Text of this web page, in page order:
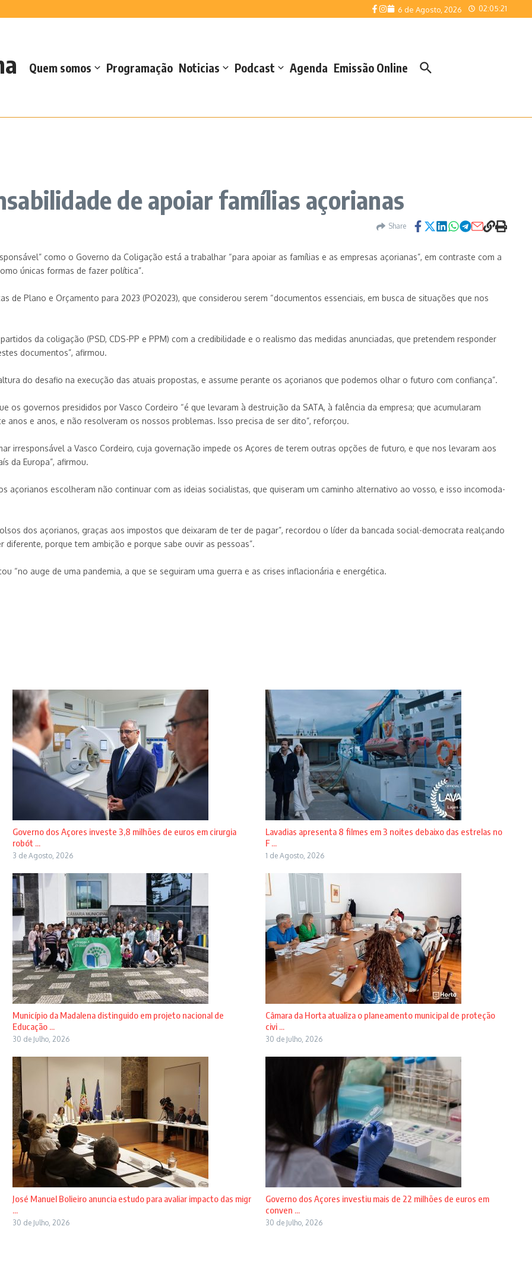
no Forte de Santa Catarina
Ambiental
6 de Agosto, 2026 02:05:21
Quem somos Programação Noticias Podcast Agenda Emissão Online
de apoiar famílias açorianas
Share
como o Governo da Coligação está a trabalhar “para apoiar as famílias e as empresas açorianas”, em contraste com a
únicas formas de fazer política”.
de Plano e Orçamento para 2023 (PO2023), que considerou serem “documentos essenciais, em busca de situações que nos
da coligação (PSD, CDS-PP e PPM) com a credibilidade e o realismo das medidas anunciadas, que pretendem responder
documentos”, afirmou.
do desafio na execução das atuais propostas, e assume perante os açorianos que podemos olhar o futuro com confiança”.
governos presididos por Vasco Cordeiro “é que levaram à destruição da SATA, à falência da empresa; que acumularam
anos e anos, e não resolveram os nossos problemas. Isso precisa de ser dito”, reforçou.
irresponsável a Vasco Cordeiro, cuja governação impede os Açores de terem outras opções de futuro, e que nos levaram aos
da Europa”, afirmou.
açorianos escolheram não continuar com as ideias socialistas, que quiseram um caminho alternativo ao vosso, e isso incomoda-
dos açorianos, graças aos impostos que deixaram de ter de pagar”, recordou o líder da bancada social-democrata realçando
porque tem ambição e porque sabe ouvir as pessoas”.
“no auge de uma pandemia, a que se seguiram uma guerra e as crises inflacionária e energética.
Governo dos Açores investe 3,8 milhões de euros em cirurgia
robót ...
3 de Agosto, 2026
Lavadias apresenta 8 filmes em 3 noites debaixo das estrelas no
F ...
1 de Agosto, 2026
Município da Madalena distinguido em projeto nacional de
Educação ...
30 de Julho, 2026
Câmara da Horta atualiza o planeamento municipal de proteção
civi ...
30 de Julho, 2026
José Manuel Bolieiro anuncia estudo para avaliar impacto das migr
...
30 de Julho, 2026
Governo dos Açores investiu mais de 22 milhões de euros em
conven ...
30 de Julho, 2026